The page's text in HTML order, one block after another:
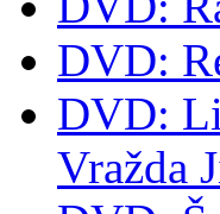
DVD:
DVD:
Vražda